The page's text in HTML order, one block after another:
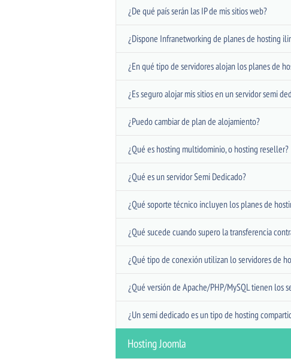
¿De qué país serán las IP de mis sitios web?
¿Dispone Infranetworking de planes de hosting
¿En qué tipo de servidores alojan los planes de
¿Es seguro alojar mis sitios en un servidor semi
¿Puedo cambiar de plan de alojamiento?
¿Qué es hosting multidominio, o hosting reseller?
¿Qué es un servidor Semi Dedicado?
¿Qué soporte técnico incluyen los planes de
¿Qué sucede cuando supero la transferencia
¿Qué tipo de conexión utilizan lo servidores de
¿Qué versión de Apache/PHP/MySQL tienen los
¿Un semi dedicado es un tipo de hosting
Hosting Joomla